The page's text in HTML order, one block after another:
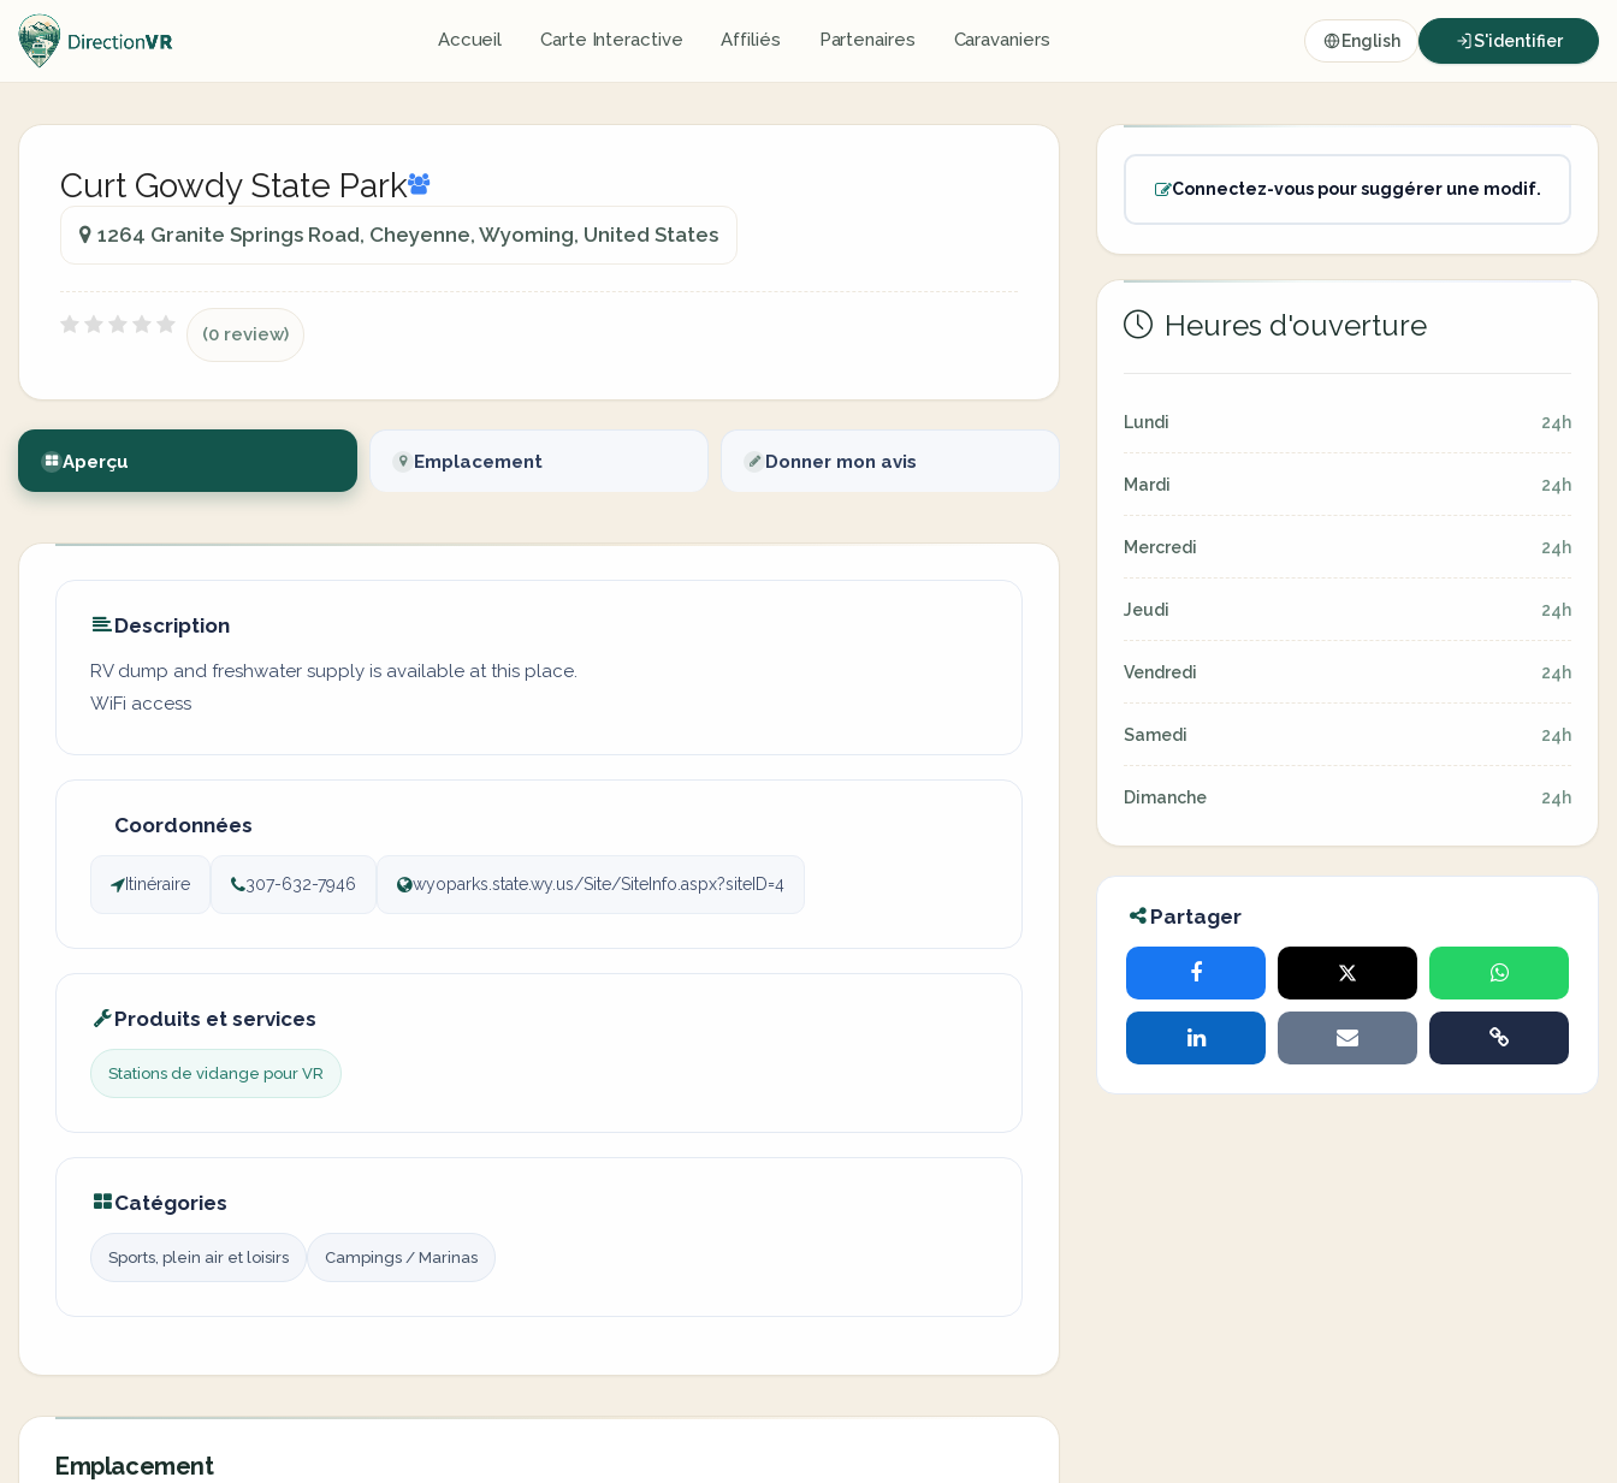
Accueil Carte Interactive Affiliés Partenaires Caravaniers English S'identifier
Curt Gowdy State Park
1264 Granite Springs Road, Cheyenne, Wyoming, United States
(0 review)
Aperçu Emplacement Donner mon avis
Description
RV dump and freshwater supply is available at this place.
WiFi access
Coordonnées
Itinéraire 307-632-7946 wyoparks.state.wy.us/Site/SiteInfo.aspx?siteID=4
Produits et services
Stations de vidange pour VR
Catégories
Sports, plein air et loisirs Campings / Marinas
Emplacement
Connectez-vous pour suggérer une modif.
Heures d'ouverture
Lundi 24h
Mardi 24h
Mercredi 24h
Jeudi 24h
Vendredi 24h
Samedi 24h
Dimanche 24h
Partager